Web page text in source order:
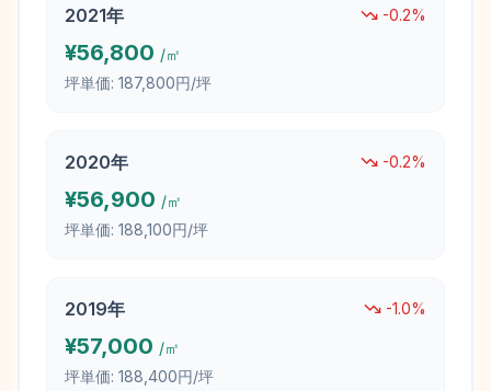
2021年 -0.2%
¥56,800 /㎡
坪単価: 187,800円/坪
2020年 -0.2%
¥56,900 /㎡
坪単価: 188,100円/坪
2019年 -1.0%
¥57,000 /㎡
坪単価: 188,400円/坪